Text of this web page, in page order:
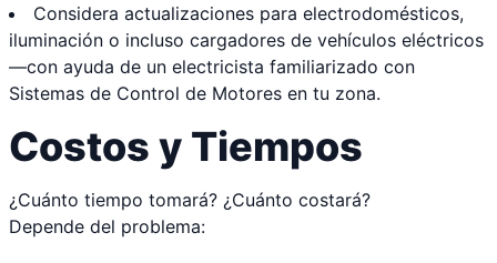
Considera actualizaciones para electrodomésticos,
iluminación o incluso cargadores de vehículos eléctricos
—con ayuda de un electricista familiarizado con
Sistemas de Control de Motores en tu zona.
Costos y Tiempos
¿Cuánto tiempo tomará? ¿Cuánto costará?
Depende del problema: